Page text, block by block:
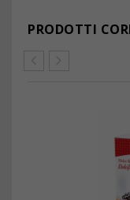
PRODOTTI